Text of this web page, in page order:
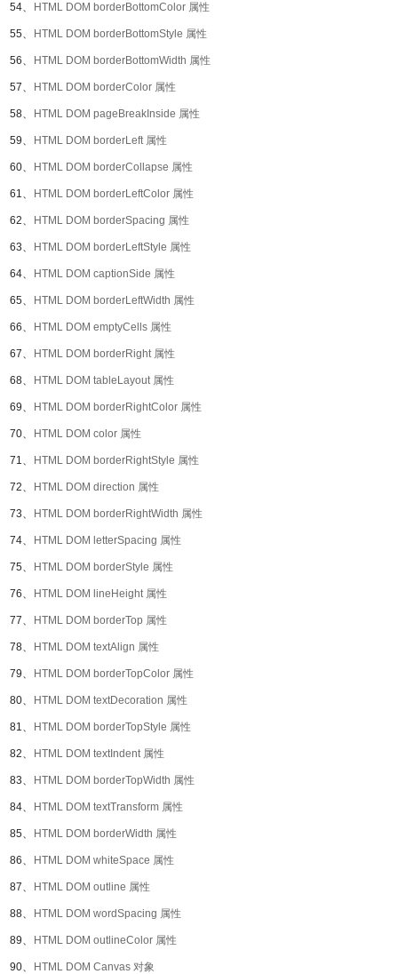
54、 HTML DOM borderBottomColor 属性
55、 HTML DOM borderBottomStyle 属性
56、 HTML DOM borderBottomWidth 属性
57、 HTML DOM borderColor 属性
58、 HTML DOM pageBreakInside 属性
59、 HTML DOM borderLeft 属性
60、 HTML DOM borderCollapse 属性
61、 HTML DOM borderLeftColor 属性
62、 HTML DOM borderSpacing 属性
63、 HTML DOM borderLeftStyle 属性
64、 HTML DOM captionSide 属性
65、 HTML DOM borderLeftWidth 属性
66、 HTML DOM emptyCells 属性
67、 HTML DOM borderRight 属性
68、 HTML DOM tableLayout 属性
69、 HTML DOM borderRightColor 属性
70、 HTML DOM color 属性
71、 HTML DOM borderRightStyle 属性
72、 HTML DOM direction 属性
73、 HTML DOM borderRightWidth 属性
74、 HTML DOM letterSpacing 属性
75、 HTML DOM borderStyle 属性
76、 HTML DOM lineHeight 属性
77、 HTML DOM borderTop 属性
78、 HTML DOM textAlign 属性
79、 HTML DOM borderTopColor 属性
80、 HTML DOM textDecoration 属性
81、 HTML DOM borderTopStyle 属性
82、 HTML DOM textIndent 属性
83、 HTML DOM borderTopWidth 属性
84、 HTML DOM textTransform 属性
85、 HTML DOM borderWidth 属性
86、 HTML DOM whiteSpace 属性
87、 HTML DOM outline 属性
88、 HTML DOM wordSpacing 属性
89、 HTML DOM outlineColor 属性
90、 HTML DOM Canvas 对象